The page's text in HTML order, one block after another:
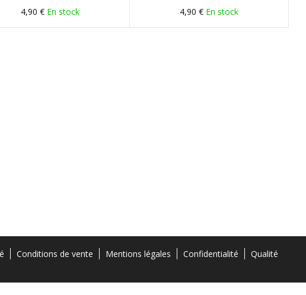
4,90 € En stock 4,90 € En stock
Conditions de vente Mentions légales Confidentialité
Qualité